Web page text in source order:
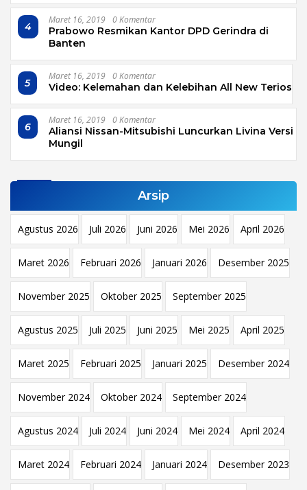
4
Maret 16, 2019 0 Komentar
Prabowo Resmikan Kantor DPD Gerindra di
Banten
5
Maret 16, 2019 0 Komentar
Video: Kelemahan dan Kelebihan All New Terios
6
Maret 16, 2019 0 Komentar
Aliansi Nissan-Mitsubishi Luncurkan Livina Versi
Mungil
Arsip
Agustus 2026 Juli 2026 Juni 2026 Mei 2026 April 2026
Maret 2026 Februari 2026 Januari 2026 Desember 2025
November 2025 Oktober 2025 September 2025
Agustus 2025 Juli 2025 Juni 2025 Mei 2025 April 2025
Maret 2025 Februari 2025 Januari 2025 Desember 2024
November 2024 Oktober 2024 September 2024
Agustus 2024 Juli 2024 Juni 2024 Mei 2024 April 2024
Maret 2024 Februari 2024 Januari 2024 Desember 2023